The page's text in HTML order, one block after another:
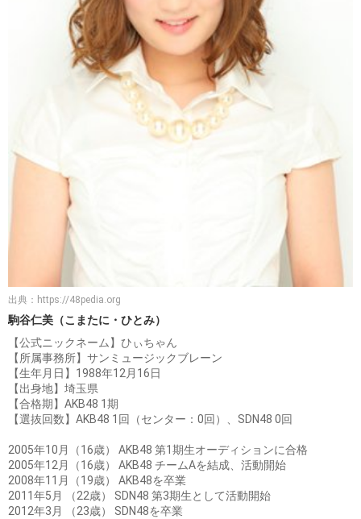
出典： https://48pedia.org
駒谷仁美（こまたに・ひとみ）
【公式ニックネーム】ひぃちゃん
【所属事務所】サンミュージックブレーン
【生年月日】1988年12月16日
【出身地】埼玉県
【合格期】AKB48 1期
【選抜回数】AKB48 1回（センター：0回）、SDN48 0回
2005年10月（16歳） AKB48 第1期生オーディションに合格
2005年12月（16歳） AKB48 チームAを結成、活動開始
2008年11月（19歳） AKB48を卒業
2011年5月 （22歳） SDN48 第3期生として活動開始
2012年3月 （23歳） SDN48を卒業